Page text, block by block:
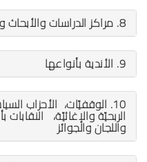
8. مراكز الدراسات والأبحاث ودور النشر
9. الأندية بأنواعها
10. الوقفيّات، الأحزاب
الربحيّة والإغاثيّة،
واللجان والجوائز